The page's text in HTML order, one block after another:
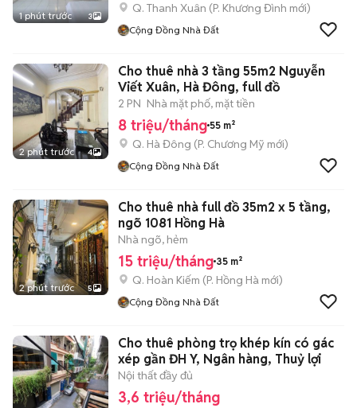
1 phút trước 3
Q. Thanh Xuân (P. Khương Đình mới)
Cộng Đồng Nhà Đất
2 phút trước 4
Cho thuê nhà 3 tầng 55m2 Nguyễn
Viết Xuân, Hà Đông, full đồ
2 PN Nhà mặt phố, mặt tiền
8 triệu/tháng 55 m²
Q. Hà Đông (P. Chương Mỹ mới)
Cộng Đồng Nhà Đất
2 phút trước 5
Cho thuê nhà full đồ 35m2 x 5 tầng,
ngõ 1081 Hồng Hà
Nhà ngõ, hẻm
15 triệu/tháng 35 m²
Q. Hoàn Kiếm (P. Hồng Hà mới)
Cộng Đồng Nhà Đất
Cho thuê phòng trọ khép kín có gác
xép gần ĐH Y, Ngân hàng, Thuỷ lợi
Nội thất đầy đủ
3,6 triệu/tháng